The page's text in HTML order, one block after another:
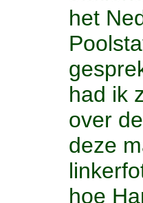
het
had ik
over
deze
hoe